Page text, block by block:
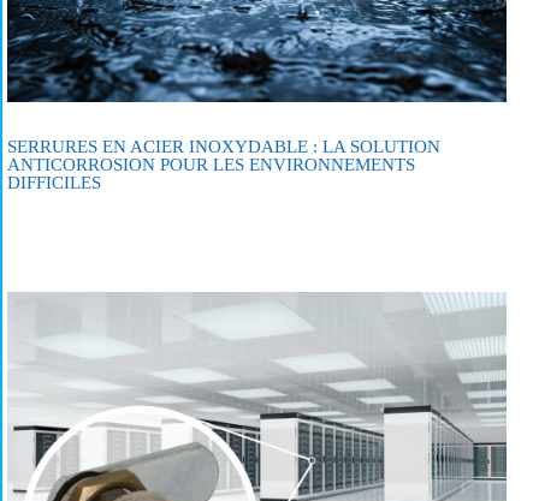
SERRURES EN ACIER INOXYDABLE : LA SOLUTION
ANTICORROSION POUR LES ENVIRONNEMENTS
DIFFICILES